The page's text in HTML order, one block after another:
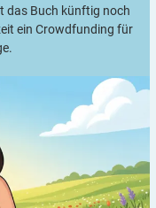
das Buch künftig noch
ein Crowdfunding für